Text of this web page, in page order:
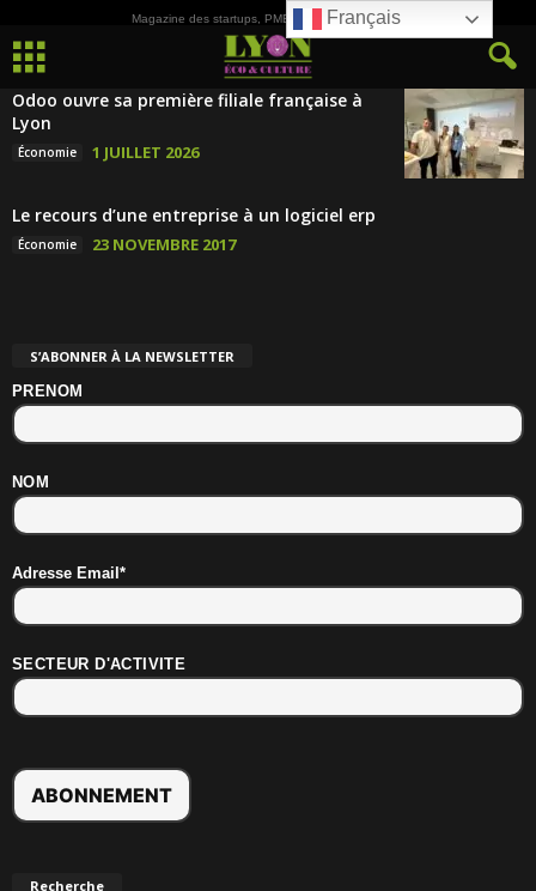
Magazine des startups, PME, ETI et de la Culture
Odoo ouvre sa première filiale française à
Lyon
Économie 1 JUILLET 2026
Le recours d’une entreprise à un logiciel erp
Économie 23 NOVEMBRE 2017
S’ABONNER À LA NEWSLETTER
PRENOM
NOM
Adresse Email*
SECTEUR D'ACTIVITE
Recherche
Français